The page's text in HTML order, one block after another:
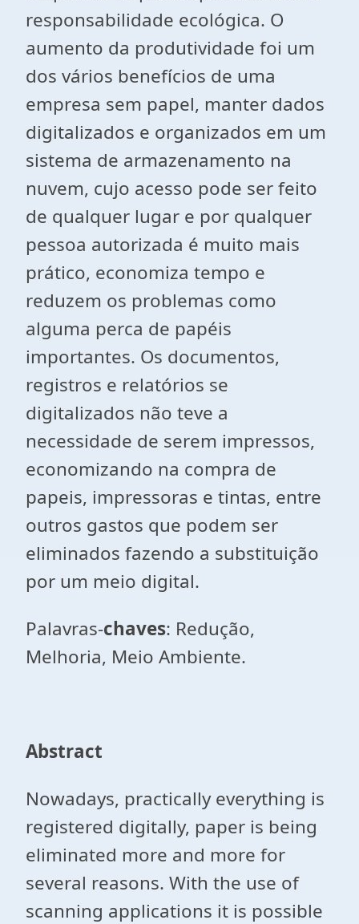
responsabilidade ecológica. O
aumento da produtividade foi um
dos vários benefícios de uma
empresa sem papel, manter dados
digitalizados e organizados em um
sistema de armazenamento na
nuvem, cujo acesso pode ser feito
de qualquer lugar e por qualquer
pessoa autorizada é muito mais
prático, economiza tempo e
reduzem os problemas como
alguma perca de papéis
importantes. Os documentos,
registros e relatórios se
digitalizados não teve a
necessidade de serem impressos,
economizando na compra de
papeis, impressoras e tintas, entre
outros gastos que podem ser
eliminados fazendo a substituição
por um meio digital.
Palavras-chaves: Redução,
Melhoria, Meio Ambiente.
Abstract
Nowadays, practically everything is
registered digitally, paper is being
eliminated more and more for
several reasons. With the use of
scanning applications it is possible